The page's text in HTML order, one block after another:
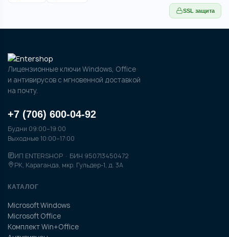
SSL защита
Лицензионные ключи Windows, Office
и антивирусов с мгновенной доставкой
на почту.
+7 (706) 600-04-92
Будни 09:00–19:00
Выходные 10:00–17:00
ИП ENTERSHOP · БИН 950713450472
РК, Караганда, мкр. Гульдер-1, д. 3А
КАТАЛОГ
Microsoft Windows
Microsoft Office
Комплект Win+Office